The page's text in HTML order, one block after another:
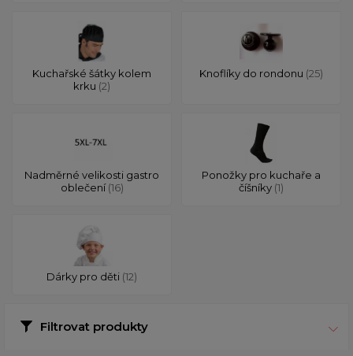
Kuchařské šátky kolem
krku (2)
Knoflíky do rondonu (25)
Nadměrné velikosti gastro
oblečení(16)
Ponožky pro kuchaře a
číšníky (1)
Dárky pro děti (12)
Filtrovat produkty